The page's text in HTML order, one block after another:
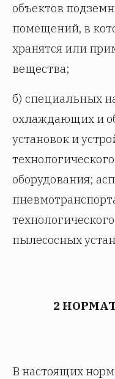
объектов
помещений, в
хранятся или
вещества;
б) специальных
охлаждающих и
установок и
оборудования;
пылесосных
2
В настоящих